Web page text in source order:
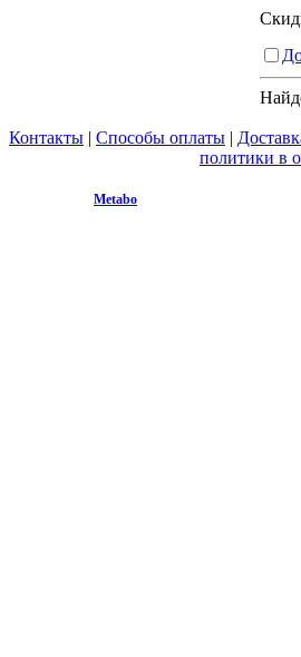
Контакты | Способы оплаты |
политики в
Metabo